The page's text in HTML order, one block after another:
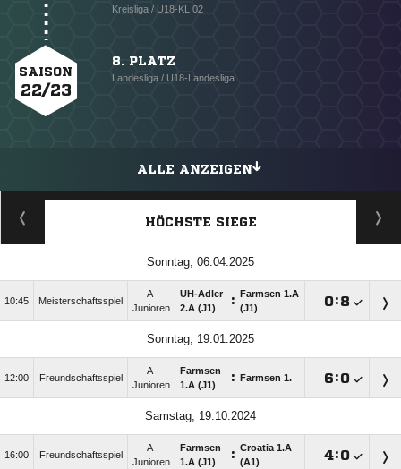
Kreisliga / U18-KL 02
SAISON
22/23
8. PLATZ
Landesliga / U18-Landesliga
ALLE ANZEIGEN
HÖCHSTE SIEGE
Sonntag, 06.04.2025
10:45 Meisterschaftsspiel
A-
Junioren
UH-Adler
2.A (J1)
:
Farmsen 1.A
(J1)
:
Sonntag, 19.01.2025
12:00 Freundschaftsspiel
A-
Junioren
Farmsen
1.A (J1)
: Farmsen 1. :
Samstag, 19.10.2024
16:00 Freundschaftsspiel
A-
Junioren
Farmsen
1.A (J1)
: Croatia 1.A
(A1)
: